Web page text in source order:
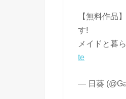
【無料作品
す!
メイドと暮
te
— 日葵